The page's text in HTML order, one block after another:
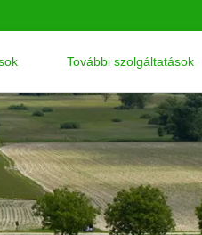
További szolgáltatások